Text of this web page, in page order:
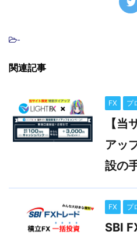
-
関連記事
FX プ
【当
アッ
設の
FX プ
SBI